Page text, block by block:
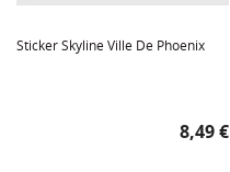
Sticker Skyline Ville De Phoenix
Prix
8,49 €